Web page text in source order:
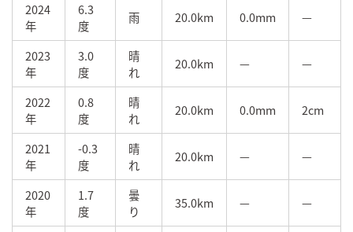
2024
年
6.3
度
雨 20.0km 0.0mm —
2023
年
3.0
度
晴
れ
20.0km — —
2022
年
0.8
度
晴
れ
20.0km 0.0mm 2cm
2021
年
-0.3
度
晴
れ
20.0km — —
2020
年
1.7
度
曇
り
35.0km — —